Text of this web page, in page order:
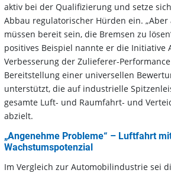
aktiv bei der Qualifizierung und setze
Abbau regulatorischer Hürden ein. „Aber
müssen bereit sein, die Bremsen zu
positives Beispiel nannte er die Initiative
Verbesserung der Zulieferer-
Bereitstellung einer universellen
unterstützt, die auf industrielle
gesamte Luft- und Raumfahrt- und
abzielt.
„Angenehme Probleme“ – Luftfahrt
Wachstumspotenzial
Im Vergleich zur Automobilindustrie sei